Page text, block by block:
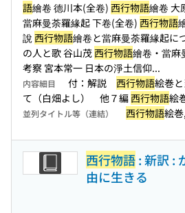
語繪卷 德川本(全卷) 西行物語繪卷 大
當麻曼荼羅緣起 下卷(全卷) 西行物語
說西行物語繪卷と當麻曼荼羅緣起に
の人と歌 谷山茂西行物語繪卷・當麻
考察 宮本常一 日本の淨土信仰...
内容細目 付：解説 西行物語絵巻
て（白畑よし） 他７編西行物語絵
並列タイトル等（連結） 西行物語絵
西行物語: 新訳 :
由に生きる